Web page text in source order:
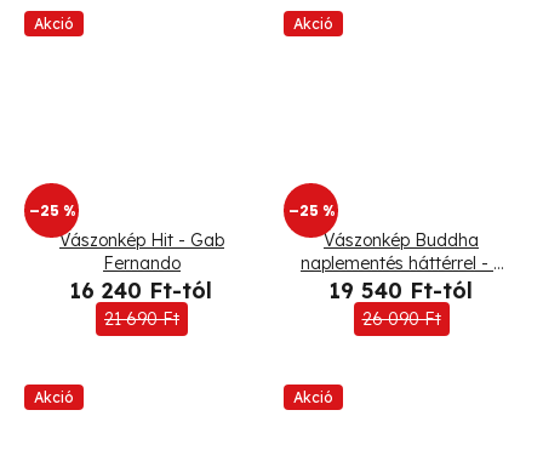
Akció
–25 %
Vászonkép Hit - Gab
Fernando
16 240 Ft-tól
21 690 Ft
Akció
–25 %
Vászonkép Buddha
naplementés háttérrel - 3
részes
19 540 Ft-tól
26 090 Ft
Akció Akció